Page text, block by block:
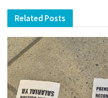
Related Posts